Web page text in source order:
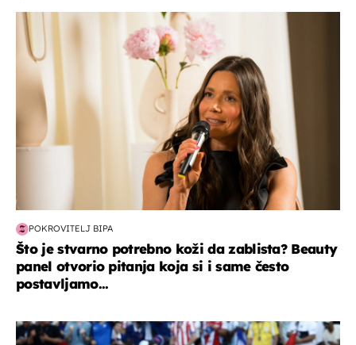
moda & ljepota
POKROVITELJ BIPA
Što je stvarno potrebno koži da zablista? Beauty
panel otvorio pitanja koja si i same često
postavljamo...
svjetsko prvenstvo 2026